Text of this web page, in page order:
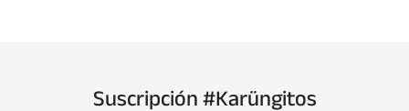
Suscripción #Karüngitos